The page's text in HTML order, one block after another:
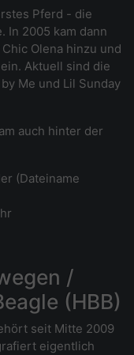
Pferd - die
In 2005 kam dann
Olena hinzu und
Aktuell sind die
Me und Lil Sunday
auch hinter der
(Dateiname
/
(HBB)
seit Mitte 2009
eigentlich